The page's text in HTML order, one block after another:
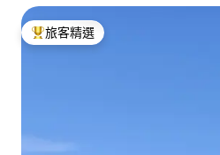
旅客精選榜首
旅客精選